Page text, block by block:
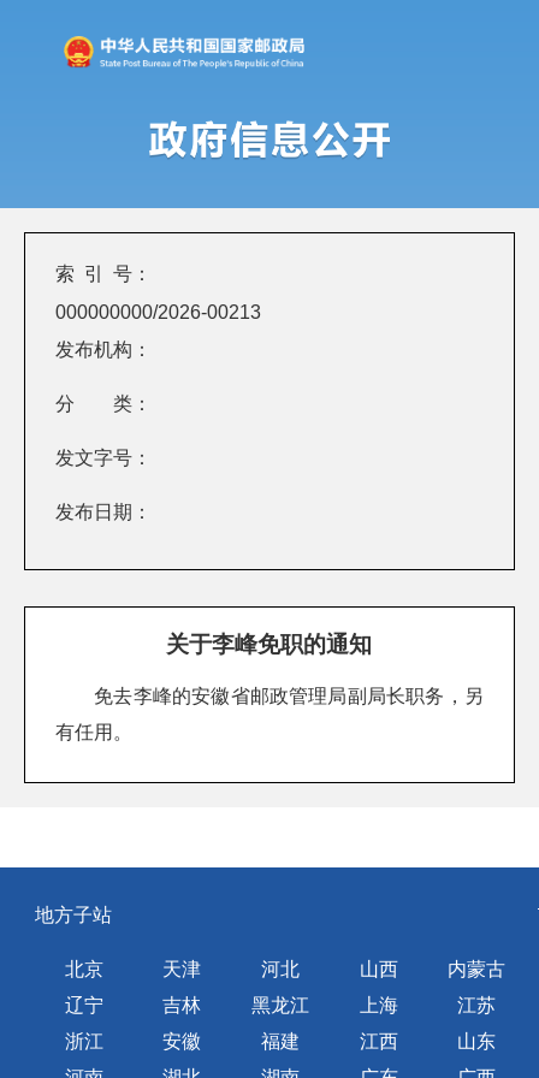
索 引 号：
000000000/2026-00213
发布机构：
分 类：
发文字号：
发布日期：
关于李峰免职的通知
免去李峰的安徽省邮政管理局副局长职务，另
有任用。
地方子站
北京 天津 河北 山西
内蒙古
辽宁
吉林 黑龙江 上海
江苏
浙江
安徽 福建 江西
山东